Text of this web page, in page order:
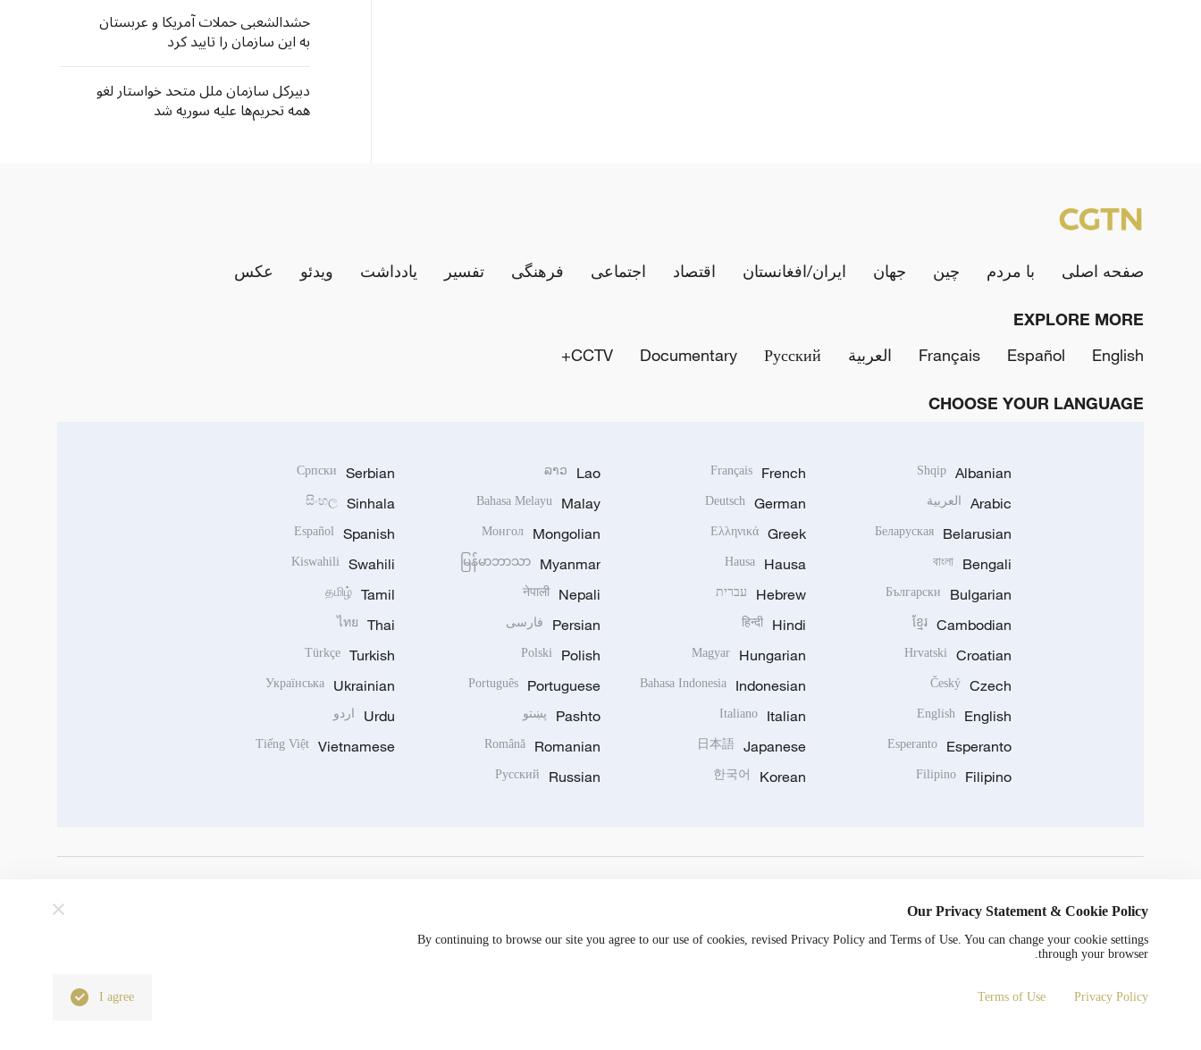
حشدالشعبی حملات آمریکا و عربستان
به این سازمان را تایید کرد
دبیرکل سازمان ملل متحد خواستار لغو
همه تحریم‌ها علیه سوریه شد
صفحه اصلی با مردم چین جهان ایران/افغانستان اقتصاد اجتماعی فرهنگی تفسیر یادداشت ویدئو عکس
EXPLORE MORE
English
Español
Français العربية Русский
Documentary
CCTV+
CHOOSE YOUR LANGUAGE
Albanian
Shqip
Arabic العربية
Belarusian
Беларуская
Bengali
বাংলা
Bulgarian
Български
Cambodian
ខ្មែរ
Croatian
Hrvatski
Czech
Český
English
English
Esperanto
Esperanto
Filipino
Filipino
French
Français
German
Deutsch
Greek
Ελληνικά
Hausa
Hausa
Hebrew עברית
Hindi
हिन्दी
Hungarian
Magyar
Indonesian
Bahasa Indonesia
Italian
Italiano
Japanese
日本語
Korean
한국어
Lao
ລາວ
Malay
Bahasa Melayu
Mongolian
Монгол
Myanmar
မြန်မာဘာသာ
Nepali
नेपाली
Persian فارسی
Polish
Polski
Portuguese
Português
Pashto پښتو
Romanian
Română
Russian
Русский
Serbian
Српски
Sinhala
සිංහල
Spanish
Español
Swahili
Kiswahili
Tamil
தமிழ்
Thai
ไทย
Turkish
Türkçe
Ukrainian
Українська
Urdu اردو
Vietnamese
Tiếng Việt
Copyright © 2024 CGTN.
京ICP备20000184号
Our Privacy Statement & Cookie Policy
By continuing to browse our site you agree to our use of cookies, revised Privacy Policy and Terms of Use. You can change your cookie settings
through your browser.
Privacy Policy
Terms of Use
I agree